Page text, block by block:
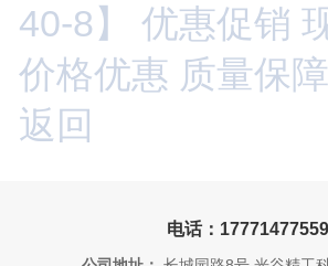
40-8】 优惠促销
价格优惠 质量保障
返回
电话：17771477559